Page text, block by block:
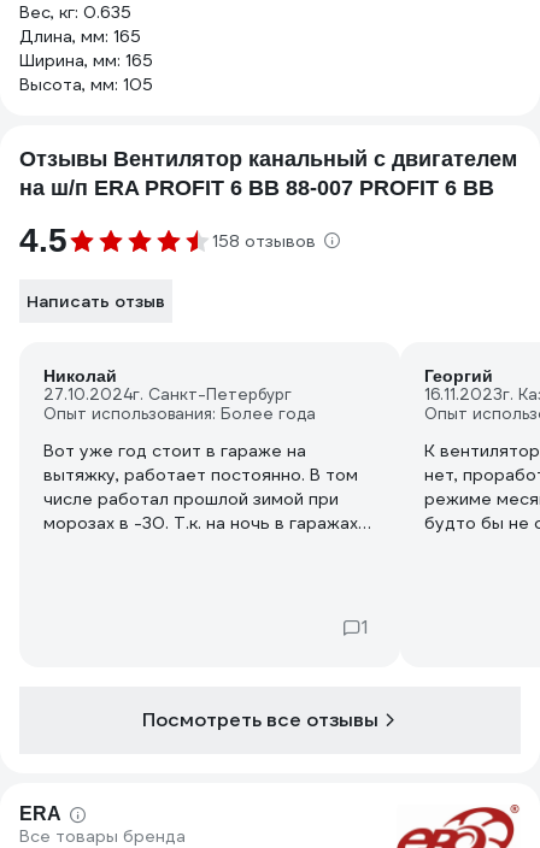
Вес, кг: 0.635
Длина, мм: 165
Ширина, мм: 165
Высота, мм: 105
Отзывы Вентилятор канальный с двигателем
на ш/п ERA PROFIT 6 ВВ 88-007 PROFIT 6 BB
4.5 158 отзывов
Написать отзыв
Николай
27.10.2024г. Санкт-Петербург
Опыт использования: Более года
Вот уже год стоит в гараже на
вытяжку, работает постоянно. В том
числе работал прошлой зимой при
морозах в -30. Т.к. на ночь в гаражах
состояние. Вентилятор внутри как
нормально и с виду как новые,
пытаться разбирать и смазывать
1
Георгий
16.11.2023г.
Опыт
К
нет,
режиме
будто бы не
Посмотреть все отзывы
ERA
Все товары бренда